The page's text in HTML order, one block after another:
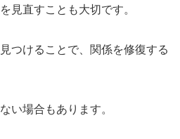
見直すことも大切です。
つけることで、関係を修復する
い場合もあります。